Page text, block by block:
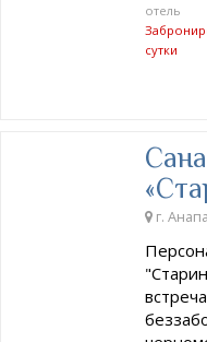
отель
сутки
г.